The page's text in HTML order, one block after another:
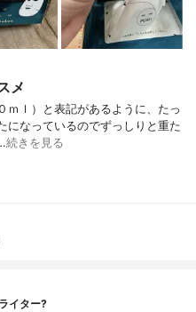
メ
ｍｌ）と表記があるように、たっ
になっているのでずっしりと重た
続きを見る
イター?